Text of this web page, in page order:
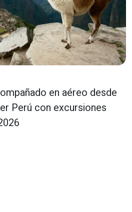
en aéreo desde
Perú con excursiones